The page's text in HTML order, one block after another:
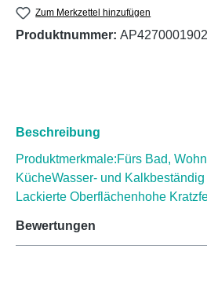
Zum Merkzettel hinzufügen
Produktnummer:
Beschreibung
Produktmerkmale:Fürs Bad,
KücheWasser- und
Lackierte Oberflächenhohe
Bewertungen